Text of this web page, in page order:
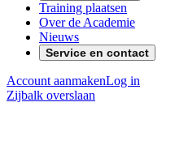
Training plaatsen
Over de Academie
Nieuws
Service en contact
Account aanmakenLog in
Zijbalk overslaan